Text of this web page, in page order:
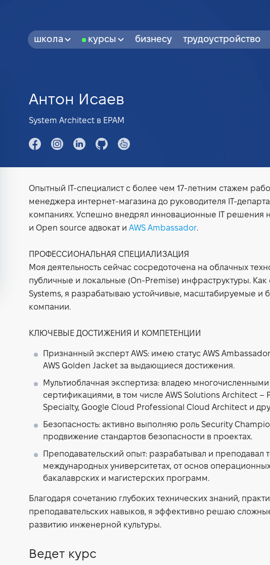
школа курсы бизнесу трудоустройство
Антон Исаев
System Architect в EPAM
Опытный IT-специалист с более чем 17-летним стажем
менеджера интернет-магазина до руководителя IT-
компаниях. Успешно внедрял инновационные IT решения
и Open source адвокат иAWS Ambassador.
ПРОФЕССИОНАЛЬНАЯ СПЕЦИАЛИЗАЦИЯ
Моя деятельность сейчас сосредоточена на облачных
публичные и локальные (On-Premise) инфраструктуры. Как
Systems, я разрабатываю устойчивые, масштабируемые и
компании.
КЛЮЧЕВЫЕ ДОСТИЖЕНИЯ И КОМПЕТЕНЦИИ
Признанный эксперт AWS: имею статус AWS
AWS Golden Jacket за выдающиеся достижения.
Мультиоблачная экспертиза: владею
сертификациями, в том числе AWS Solutions Architect –
Specialty, Google Cloud Professional Cloud Architect и
Безопасность: активно выполняю роль Security
продвижение стандартов безопасности в проектах.
Преподавательский опыт: разрабатывал и преподавал
международных университетах, от основ
бакалаврских и магистерских программ.
Благодаря сочетанию глубоких технических знаний,
преподавательских навыков, я эффективно решаю
развитию инженерной культуры.
Ведет курс